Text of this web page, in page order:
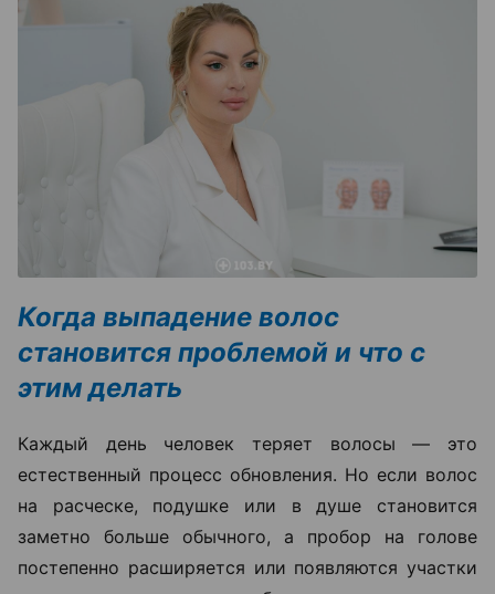
Когда выпадение волос
становится проблемой и что с
этим делать
Каждый день человек теряет волосы — это
естественный процесс обновления. Но если волос
на расческе, подушке или в душе становится
заметно больше обычного, а пробор на голове
постепенно расширяется или появляются участки